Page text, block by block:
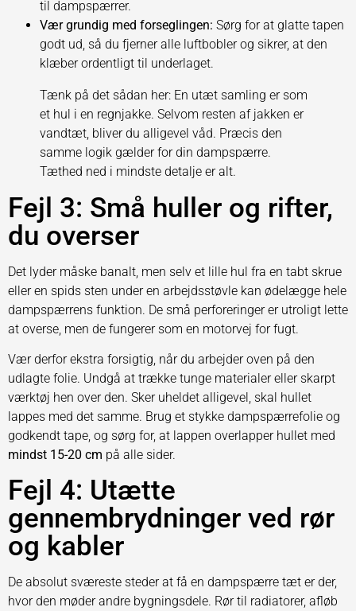
til dampspærrer.
Vær grundig med forseglingen: Sørg for at glatte tapen
godt ud, så du fjerner alle luftbobler og sikrer, at den
klæber ordentligt til underlaget.
Tænk på det sådan her: En utæt samling er som
et hul i en regnjakke. Selvom resten af jakken er
vandtæt, bliver du alligevel våd. Præcis den
samme logik gælder for din dampspærre.
Tæthed ned i mindste detalje er alt.
Fejl 3: Små huller og rifter,
du overser
Det lyder måske banalt, men selv et lille hul fra en tabt skrue
eller en spids sten under en arbejdsstøvle kan ødelægge hele
dampspærrens funktion. De små perforeringer er utroligt lette
at overse, men de fungerer som en motorvej for fugt.
Vær derfor ekstra forsigtig, når du arbejder oven på den
udlagte folie. Undgå at trække tunge materialer eller skarpt
værktøj hen over den. Sker uheldet alligevel, skal hullet
lappes med det samme. Brug et stykke dampspærrefolie og
godkendt tape, og sørg for, at lappen overlapper hullet med
mindst 15-20 cm på alle sider.
Fejl 4: Utætte
gennembrydninger ved rør
og kabler
De absolut sværeste steder at få en dampspærre tæt er der,
hvor den møder andre bygningsdele. Rør til radiatorer, afløb